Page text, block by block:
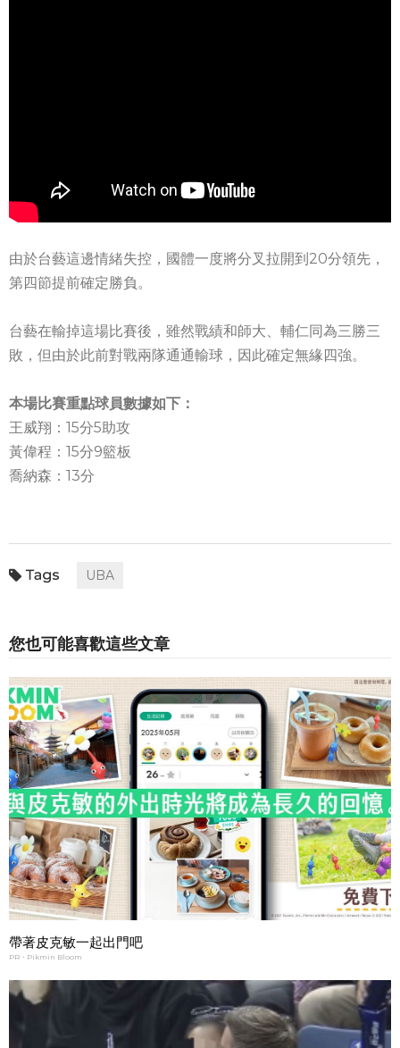
由於台藝這邊情緒失控，國體一度將分叉拉開到20分領先，
第四節提前確定勝負。
台藝在輸掉這場比賽後，雖然戰績和師大、輔仁同為三勝三
敗，但由於此前對戰兩隊通通輸球，因此確定無緣四強。
本場比賽重點球員數據如下：
王威翔：15分5助攻
黃偉程：15分9籃板
喬納森：13分
UBA
您也可能喜歡這些文章
帶著皮克敏一起出門吧
PR・Pikmin Bloom